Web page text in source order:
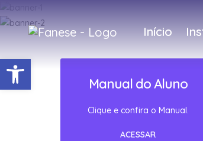
Início
Manual do Aluno
Clique e confira o Manual.
ACESSAR
Barra de